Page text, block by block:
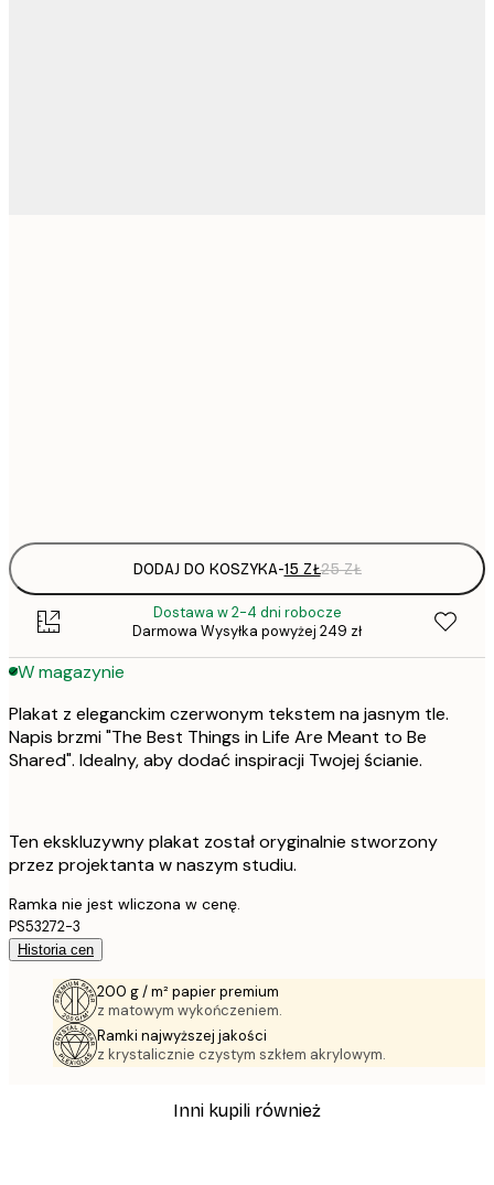
DODAJ DO KOSZYKA-15 ZŁ25 ZŁ
Dostawa w 2-4 dni robocze
Darmowa Wysyłka powyżej 249 zł
W magazynie
Plakat z eleganckim czerwonym tekstem na jasnym tle.
Napis brzmi "The Best Things in Life Are Meant to Be
Shared". Idealny, aby dodać inspiracji Twojej ścianie.
Ten ekskluzywny plakat został oryginalnie stworzony
przez projektanta w naszym studiu.
Ramka nie jest wliczona w cenę.
PS53272-3
Historia cen
200 g / m² papier premium
z matowym wykończeniem.
Ramki najwyższej jakości
z krystalicznie czystym szkłem akrylowym.
Inni kupili również